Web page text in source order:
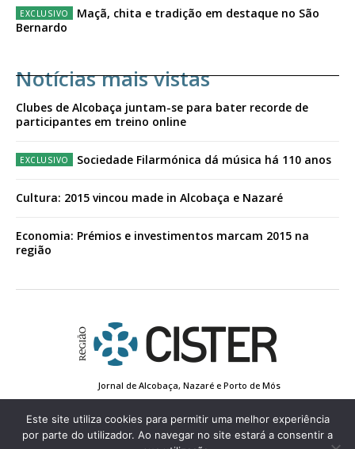
Maçã, chita e tradição em destaque no São
Bernardo
Notícias mais vistas
Clubes de Alcobaça juntam-se para bater recorde de
participantes em treino online
Sociedade Filarmónica dá música há 110 anos
Cultura: 2015 vincou made in Alcobaça e Nazaré
Economia: Prémios e investimentos marcam 2015 na
região
Jornal de Alcobaça, Nazaré e Porto de Mós
Conta de Registo
Edição Impressa
Este site utiliza cookies para permitir uma melhor experiência
por parte do utilizador. Ao navegar no site estará a consentir a